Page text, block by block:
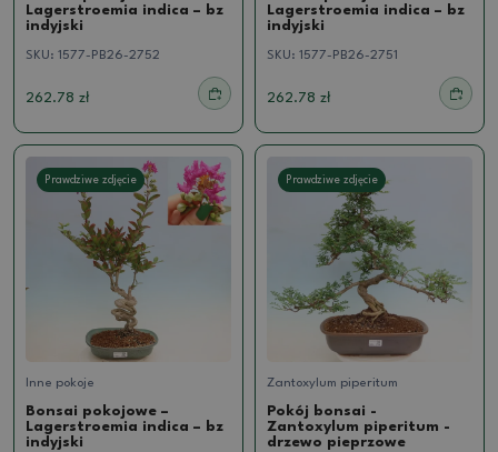
Lagerstroemia indica – bz
indyjski
SKU: 1577-PB26-2752
262.78 zł
Lagerstroemia indica – bz
indyjski
SKU: 1577-PB26-2751
262.78 zł
Prawdziwe zdjęcie
Inne pokoje
Bonsai pokojowe –
Lagerstroemia indica – bz
indyjski
Prawdziwe zdjęcie
Zantoxylum piperitum
Pokój bonsai -
Zantoxylum piperitum -
drzewo pieprzowe